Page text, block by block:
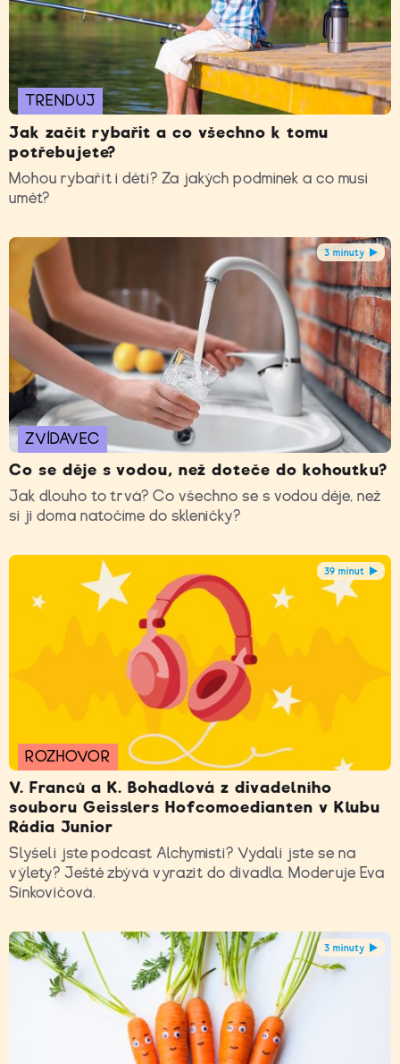
TRENDUJ
Jak začít rybařit a co všechno k tomu
potřebujete?
Mohou rybařit i děti? Za jakých podmínek a co musí
umět?
3 minuty
ZVÍDAVEC
Co se děje s vodou, než doteče do kohoutku?
Jak dlouho to trvá? Co všechno se s vodou děje, než
si ji doma natočíme do skleničky?
39 minut
ROZHOVOR
V. Franců a K. Bohadlová z divadelního
souboru Geisslers Hofcomoedianten v Klubu
Rádia Junior
Slyšeli jste podcast Alchymisti? Vydali jste se na
výlety? Ještě zbývá vyrazit do divadla. Moderuje Eva
Sinkovičová.
3 minuty